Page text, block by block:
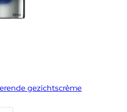
gezichtscrème